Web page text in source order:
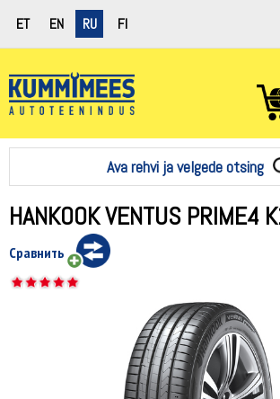
ET EN RU FI
Ava rehvi ja velgede otsing
HANKOOK VENTUS PRIME4
Сравнить